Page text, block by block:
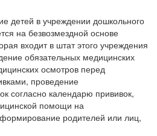
детей в учреждении дошкольного
на безвозмездной основе
входит в штат этого учреждения
обязательных медицинских
осмотров перед
проведение
согласно календарю прививок,
помощи на
родителей или лиц,